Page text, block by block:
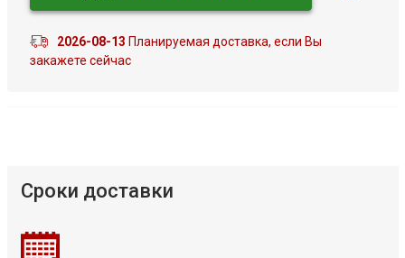
2026-08-13 Планируемая доставка, если Вы
закажете сейчас
Сроки доставки